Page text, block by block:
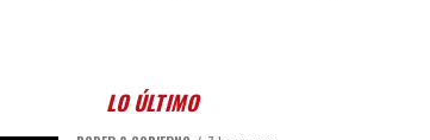
LO ÚLTIMO